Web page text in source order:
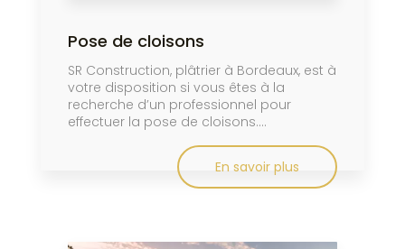
Pose de cloisons
SR Construction, plâtrier à Bordeaux, est à
votre disposition si vous êtes à la
recherche d’un professionnel pour
effectuer la pose de cloisons....
En savoir plus